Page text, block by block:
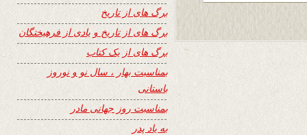
برگ های از تاریخ
برگ های از تاریخ و یادی از فرهیختگان
برگ های از یک کتاب
بمناسبت بهار ، سال نو و نوروز
باستانی
بمناسبت روز جهانی مادر
به یاد پدر